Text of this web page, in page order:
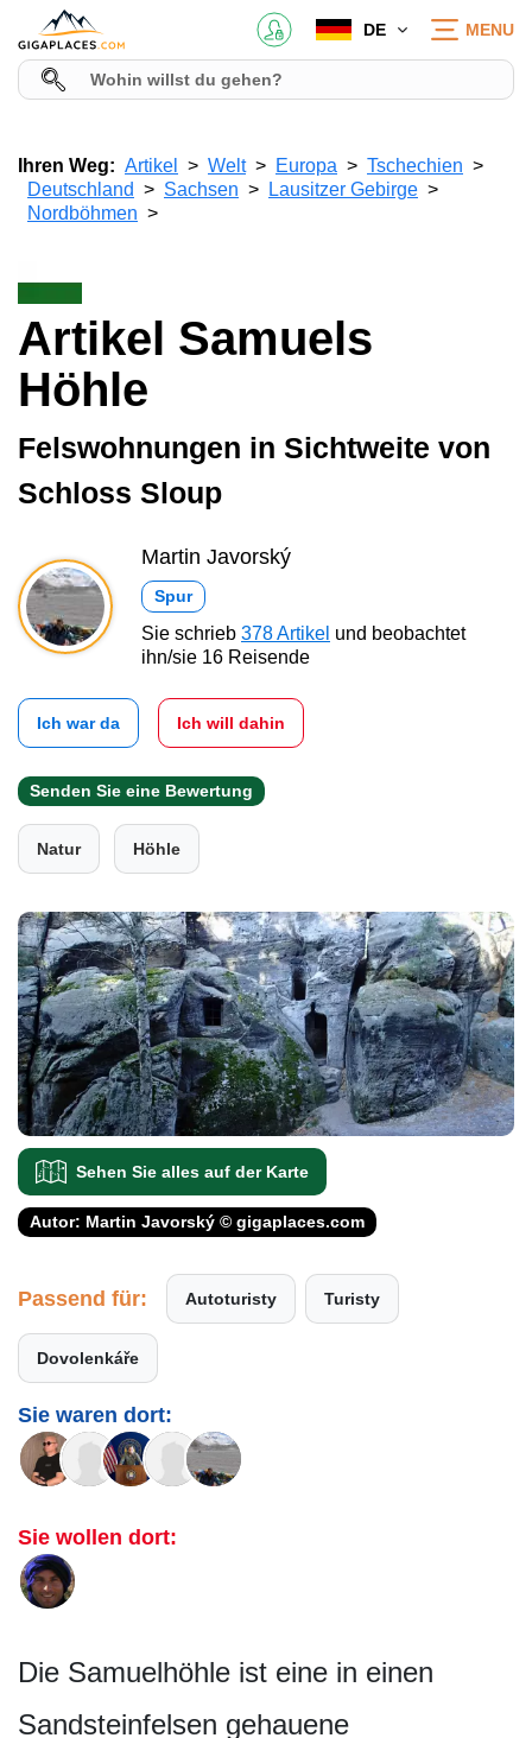
DE MENU
Ihren Weg: Artikel Welt Europa
Tschechien
Deutschland
Sachsen
Lausitzer Gebirge
Nordböhmen
Artikel Samuels
Höhle
Felswohnungen in Sichtweite von
Schloss Sloup
Martin Javorský
Spur
Sie schrieb 378 Artikel und beobachtet
ihn/sie 16 Reisende
Ich war da Ich will dahin
Senden Sie eine Bewertung
Natur Höhle
Sehen Sie alles auf der Karte
Autor: Martin Javorský © gigaplaces.com
Passend für: Autoturisty Turisty
Dovolenkáře
Sie waren dort:
Sie wollen dort:
Die Samuelhöhle ist eine in einen
Sandsteinfelsen gehauene